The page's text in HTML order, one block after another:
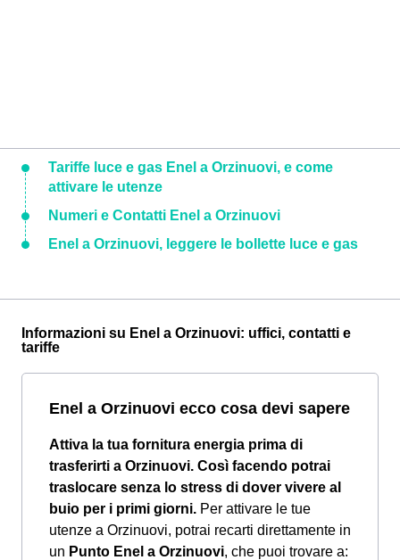
Tariffe luce e gas Enel a Orzinuovi, e come
attivare le utenze
Numeri e Contatti Enel a Orzinuovi
Enel a Orzinuovi, leggere le bollette luce e gas
Informazioni su Enel a Orzinuovi: uffici, contatti e
tariffe
Enel a Orzinuovi ecco cosa devi sapere
Attiva la tua fornitura energia prima di
trasferirti a Orzinuovi. Così facendo potrai
traslocare senza lo stress di dover vivere al
buio per i primi giorni. Per attivare le tue
utenze a Orzinuovi, potrai recarti direttamente in
un Punto Enel a Orzinuovi, che puoi trovare a: